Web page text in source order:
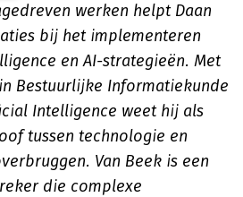
werken helpt Daan
bij het implementeren
en AI-strategieën. Met
Bestuurlijke Informatiekunde
Intelligence weet hij als
tussen technologie en
Van Beek is een
die complexe